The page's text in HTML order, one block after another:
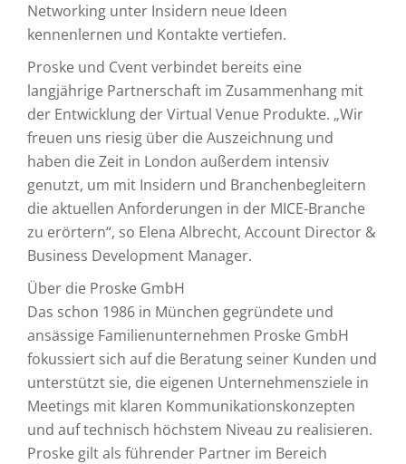
Networking unter Insidern neue Ideen
kennenlernen und Kontakte vertiefen.
Proske und Cvent verbindet bereits eine
langjährige Partnerschaft im Zusammenhang mit
der Entwicklung der Virtual Venue Produkte. „Wir
freuen uns riesig über die Auszeichnung und
haben die Zeit in London außerdem intensiv
genutzt, um mit Insidern und Branchenbegleitern
die aktuellen Anforderungen in der MICE-Branche
zu erörtern“, so Elena Albrecht, Account Director &
Business Development Manager.
Über die Proske GmbH
Das schon 1986 in München gegründete und
ansässige Familienunternehmen Proske GmbH
fokussiert sich auf die Beratung seiner Kunden und
unterstützt sie, die eigenen Unternehmensziele in
Meetings mit klaren Kommunikationskonzepten
und auf technisch höchstem Niveau zu realisieren.
Proske gilt als führender Partner im Bereich